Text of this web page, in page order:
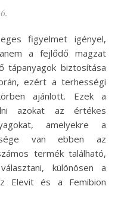
a fejlődő magzat
biztosítása
ezért a terhességi
ajánlott. Ezek a
azokat az értékes
amelyekre a
van ebben az
termék található,
különösen a
Elevit és a Femibion